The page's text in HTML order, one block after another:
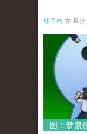
卿子衿 在 星期
图：梦晨